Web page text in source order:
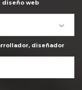
diseño web
diseñador